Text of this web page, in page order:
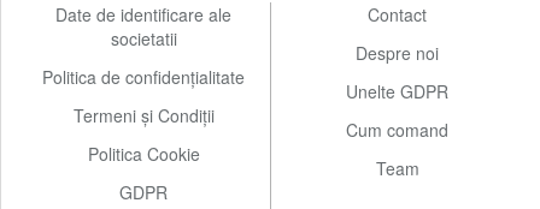
Date de identificare ale
societatii
Politica de confidențialitate
Termeni și Condiții
Politica Cookie
GDPR
Contact
Despre noi
Unelte GDPR
Cum comand
Team